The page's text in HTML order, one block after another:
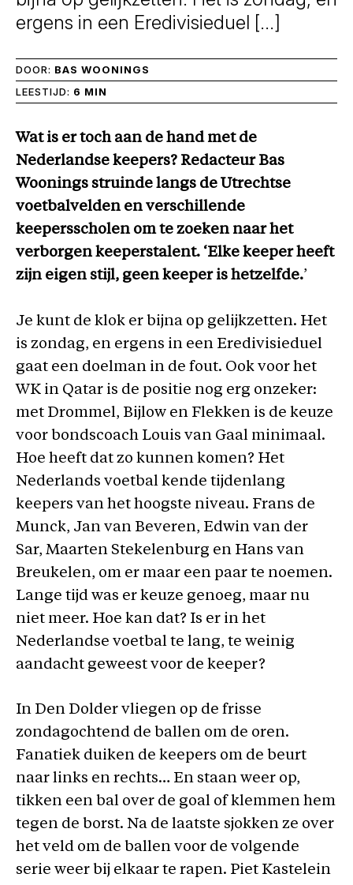
ergens in een Eredivisieduel […]
DOOR: BAS WOONINGS
LEESTIJD: 6 MIN
Wat is er toch aan de hand met de
Nederlandse keepers? Redacteur Bas
Woonings struinde langs de Utrechtse
voetbalvelden en verschillende
keepersscholen om te zoeken naar het
verborgen keeperstalent. ‘Elke keeper heeft
zijn eigen stijl, geen keeper is hetzelfde.’
Je kunt de klok er bijna op gelijkzetten. Het
is zondag, en ergens in een Eredivisieduel
gaat een doelman in de fout. Ook voor het
WK in Qatar is de positie nog erg onzeker:
met Drommel, Bijlow en Flekken is de keuze
voor bondscoach Louis van Gaal minimaal.
Hoe heeft dat zo kunnen komen? Het
Nederlands voetbal kende tijdenlang
keepers van het hoogste niveau. Frans de
Munck, Jan van Beveren, Edwin van der
Sar, Maarten Stekelenburg en Hans van
Breukelen, om er maar een paar te noemen.
Lange tijd was er keuze genoeg, maar nu
niet meer. Hoe kan dat? Is er in het
Nederlandse voetbal te lang, te weinig
aandacht geweest voor de keeper?
In Den Dolder vliegen op de frisse
zondagochtend de ballen om de oren.
Fanatiek duiken de keepers om de beurt
naar links en rechts… En staan weer op,
tikken een bal over de goal of klemmen hem
tegen de borst. Na de laatste sjokken ze over
het veld om de ballen voor de volgende
serie weer bij elkaar te rapen. Piet Kastelein